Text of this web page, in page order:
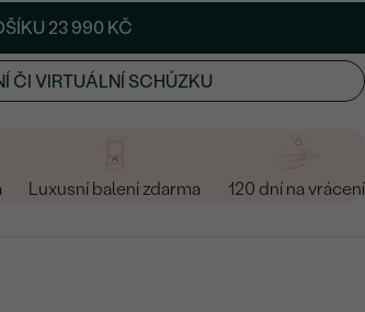
23 990 KČ
ČI VIRTUÁLNÍ SCHŮZKU
Luxusní balení zdarma 120 dní na vrácení